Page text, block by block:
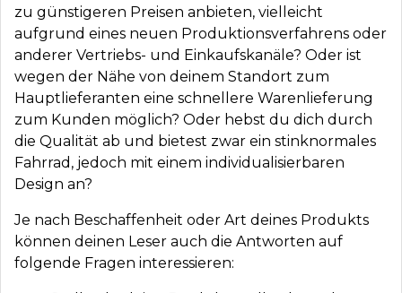
zu günstigeren Preisen anbieten, vielleicht
aufgrund eines neuen Produktionsverfahrens oder
anderer Vertriebs- und Einkaufskanäle? Oder ist
wegen der Nähe von deinem Standort zum
Hauptlieferanten eine schnellere Warenlieferung
zum Kunden möglich? Oder hebst du dich durch
die Qualität ab und bietest zwar ein stinknormales
Fahrrad, jedoch mit einem individualisierbaren
Design an?
Je nach Beschaffenheit oder Art deines Produkts
können deinen Leser auch die Antworten auf
folgende Fragen interessieren: